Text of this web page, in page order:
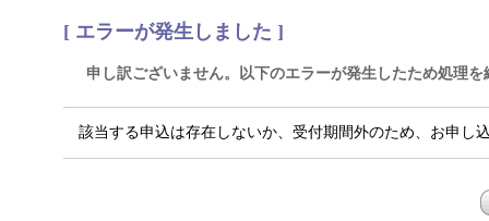
[ エラーが発生しました ]
申し訳ございません。以下のエラーが発生したため処理
該当する申込は存在しないか、受付期間外のため、お申し